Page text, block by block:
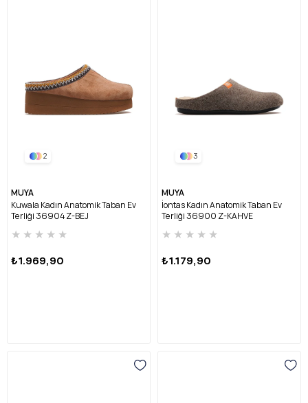
2
MUYA
Kuwala Kadın Anatomik Taban Ev
Terliği 36904 Z-BEJ
★ ★ ★ ★ ★
₺1.969,90
3
MUYA
İontas Kadın Anatomik Taban Ev
Terliği 36900 Z-KAHVE
★ ★ ★ ★ ★
₺1.179,90